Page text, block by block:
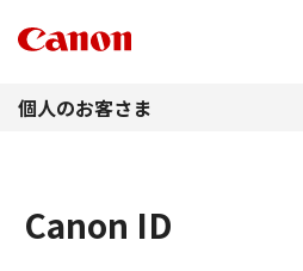
個人のお客さま
Canon ID